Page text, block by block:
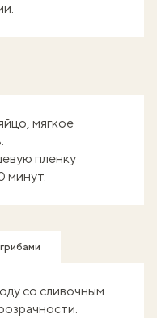
мягкое
пленку
минут.
со сливочным